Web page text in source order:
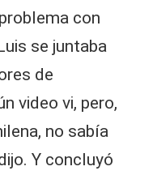
con
se juntaba
de
video vi, pero,
no sabía
Y concluyó